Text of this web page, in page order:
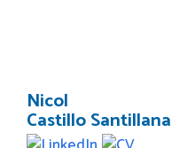
Nicol
Castillo Santillana